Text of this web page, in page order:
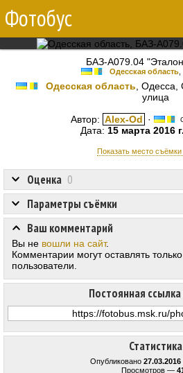
Фотобус
БАЗ-А079.04
Одесская область
Одесская область ,
улица
Автор: Alex-Od ·
Дата: 15 марта 2016
Показать место съёмки
Статистика
Опубликовано
Просмотров —
Оценка 0
Постоянная
Параметры съёмки
Ваш комментарий
Вы не вошли на сайт.
Комментарии могут оставлять
пользователи.